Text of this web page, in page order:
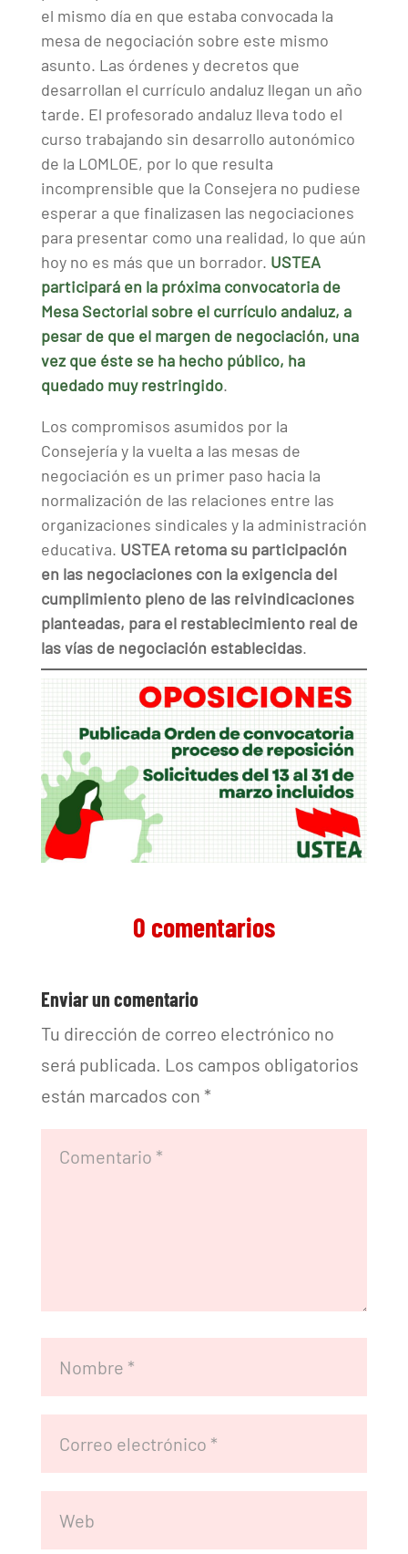
el mismo día en que estaba convocada la
mesa de negociación sobre este mismo
asunto. Las órdenes y decretos que
desarrollan el currículo andaluz llegan un año
tarde. El profesorado andaluz lleva todo el
curso trabajando sin desarrollo autonómico
de la LOMLOE, por lo que resulta
incomprensible que la Consejera no pudiese
esperar a que finalizasen las negociaciones
para presentar como una realidad, lo que aún
hoy no es más que un borrador. USTEA
participará en la próxima convocatoria de
Mesa Sectorial sobre el currículo andaluz, a
pesar de que el margen de negociación, una
vez que éste se ha hecho público, ha
quedado muy restringido.
Los compromisos asumidos por la
Consejería y la vuelta a las mesas de
negociación es un primer paso hacia la
normalización de las relaciones entre las
organizaciones sindicales y la administración
educativa. USTEA retoma su participación
en las negociaciones con la exigencia del
cumplimiento pleno de las reivindicaciones
planteadas, para el restablecimiento real de
las vías de negociación establecidas.
0 comentarios
Enviar un comentario
Tu dirección de correo electrónico no
será publicada. Los campos obligatorios
están marcados con *